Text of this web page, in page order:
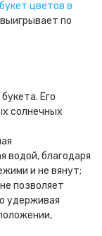
букет цветов в
по
Его
солнечных
водой, благодаря
и не вянут;
позволяет
удерживая